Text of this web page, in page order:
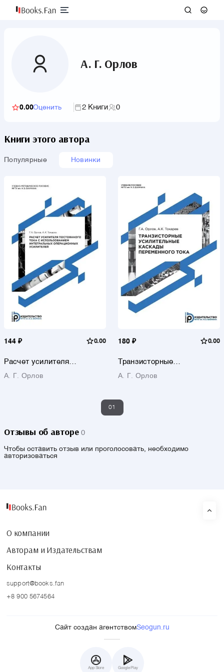
А. Г. Орлов
0.00Оценить 2 Книги 0
Книги этого автора
Популярные Новинки
144 ₽ 0.00
Расчет усилителя
использованием
А. Г. Орлов
180 ₽ 0.00
Транзисторные
переменного тока
А. Г. Орлов
01
Отзывы об авторе 0
Чтобы оставить отзыв или проголосовать, необходимо
авторизоваться
О компании
Авторам и Издательствам
Контакты
support@books.fan
+8 900 5674564
Сайт создан агентствомSeogun.ru
App Store Google Play